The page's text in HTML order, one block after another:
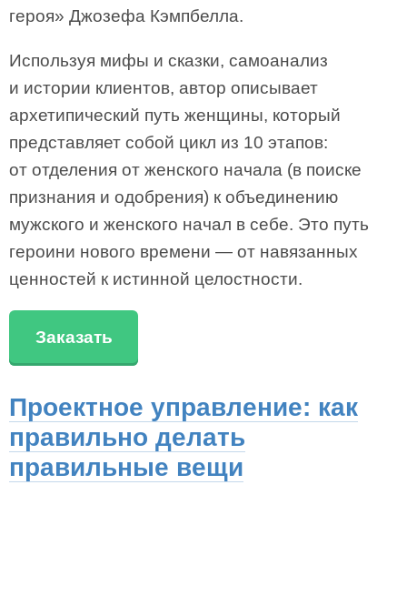
героя» Джозефа Кэмпбелла.
Используя мифы и сказки, самоанализ
и истории клиентов, автор описывает
архетипический путь женщины, который
представляет собой цикл из 10 этапов:
от отделения от женского начала (в поиске
признания и одобрения) к объединению
мужского и женского начал в себе. Это путь
героини нового времени — от навязанных
ценностей к истинной целостности.
Заказать
Проектное управление: как
правильно делать
правильные вещи